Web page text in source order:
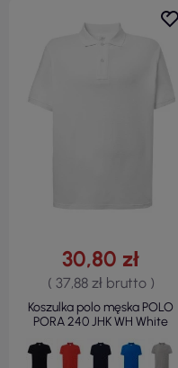
30,80 zł
( 37,88 zł brutto )
Koszulka polo męska POLO
PORA 240 JHK WH White